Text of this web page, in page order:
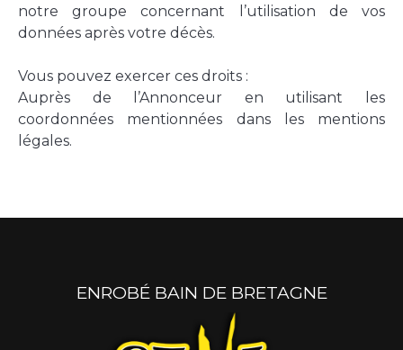
notre groupe concernant l’utilisation de vos
données après votre décès.
Vous pouvez exercer ces droits :
Auprès de l’Annonceur en utilisant les
coordonnées mentionnées dans les mentions
légales.
ENROBÉ BAIN DE BRETAGNE